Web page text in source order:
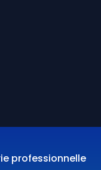
professionnelle